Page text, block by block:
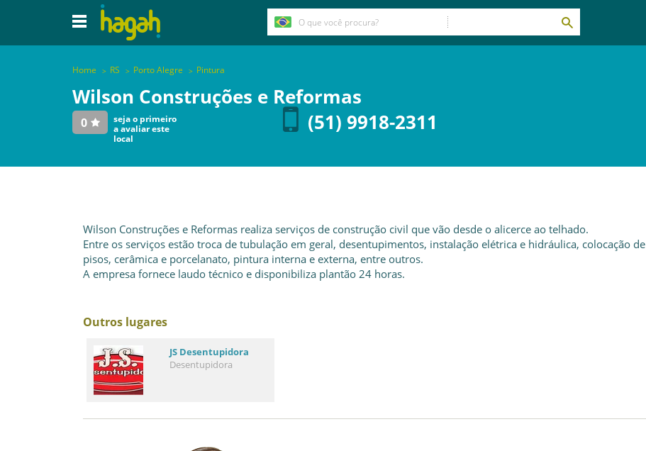
Home RS Porto Alegre Pintura
Wilson Construções e Reformas
0
seja o primeiro
a avaliar este
local
(51) 9918-2311
Wilson Construções e Reformas realiza serviços de construção civil que vão desde o alicerce ao telhado.
Entre os serviços estão troca de tubulação em geral, desentupimentos, instalação elétrica e hidráulica, colocação de
pisos, cerâmica e porcelanato, pintura interna e externa, entre outros.
A empresa fornece laudo técnico e disponibiliza plantão 24 horas.
Outros lugares
JS Desentupidora
Desentupidora